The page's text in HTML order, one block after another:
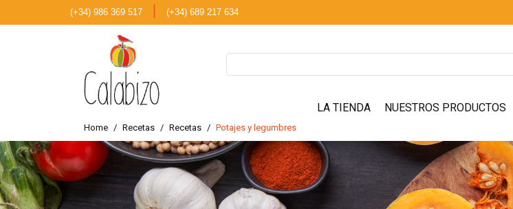
(+34) 986 369 517 (+34) 689 217 634
LA TIENDA NUESTROS PRODUCTOS
Home Recetas Recetas Potajes y legumbres